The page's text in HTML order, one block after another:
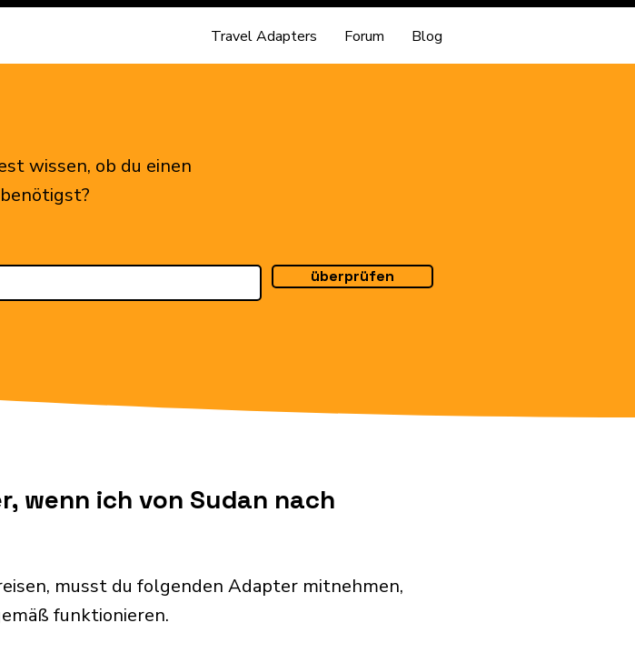
Travel Adapters Forum Blog
wissen, ob du einen
überprüfen
wenn ich von Sudan nach
musst du folgenden Adapter mitnehmen,
funktionieren.